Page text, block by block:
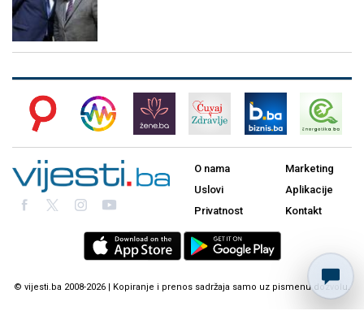
O nama
Uslovi
Privatnost
Marketing
Aplikacije
Kontakt
© vijesti.ba 2008-2026 | Kopiranje i prenos sadržaja samo uz pismenu dozvolu.